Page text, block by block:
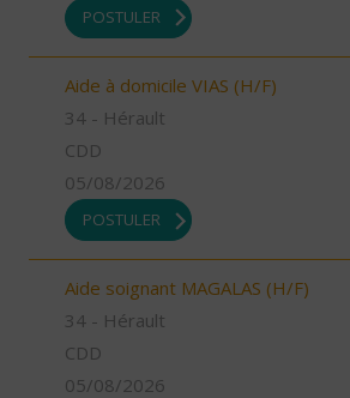
POSTULER
Aide à domicile VIAS (H/F)
34 - Hérault
CDD
05/08/2026
POSTULER
Aide soignant MAGALAS (H/F)
34 - Hérault
CDD
05/08/2026